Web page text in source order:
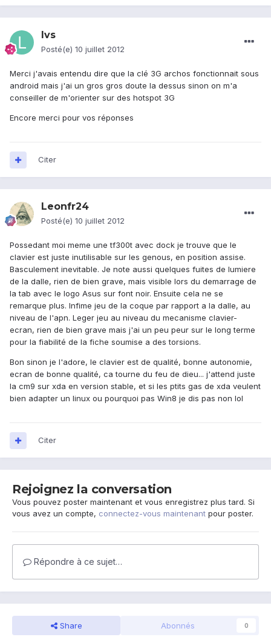
lvs
Posté(e) 10 juillet 2012
Merci j'avais entendu dire que la clé 3G archos fonctionnait sous
android mais j'ai un gros gros doute la dessus sinon on m'a
conseiller de m'orienter sur des hotspot 3G
Encore merci pour vos réponses
Citer
Leonfr24
Posté(e) 10 juillet 2012
Possedant moi meme une tf300t avec dock je trouve que le
clavier est juste inutilisable sur les genous, en position assise.
Basculement inevitable. Je note aussi quelques fuites de lumiere
de la dalle, rien de bien grave, mais visible lors du demarrage de
la tab avec le logo Asus sur font noir. Ensuite cela ne se
remarque plus. Infime jeu de la coque par rapport a la dalle, au
niveau de l'apn. Leger jeu au niveau du mecanisme clavier-
ecran, rien de bien grave mais j'ai un peu peur sur le long terme
pour la fiabilité de la fiche soumise a des torsions.
Bon sinon je l'adore, le clavier est de qualité, bonne autonomie,
ecran de bonne qualité, ca tourne du feu de dieu... j'attend juste
la cm9 sur xda en version stable, et si les ptits gas de xda veulent
bien adapter un linux ou pourquoi pas Win8 je dis pas non lol
Citer
Rejoignez la conversation
Vous pouvez poster maintenant et vous enregistrez plus tard. Si
vous avez un compte, connectez-vous maintenant pour poster.
Répondre à ce sujet…
Share Abonnés 0